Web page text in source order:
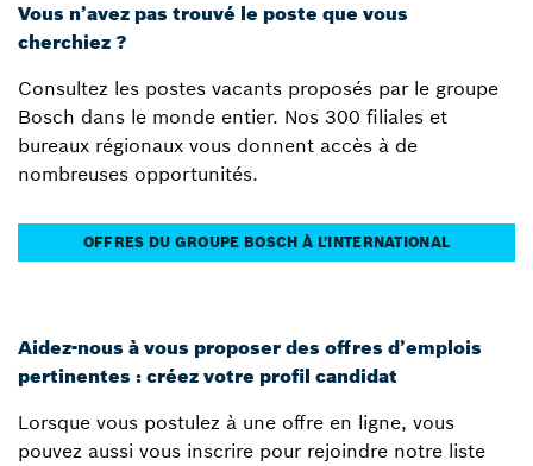
Vous n’avez pas trouvé le poste que vous
cherchiez ?
Consultez les postes vacants proposés par le groupe
Bosch dans le monde entier. Nos 300 filiales et
bureaux régionaux vous donnent accès à de
nombreuses opportunités.
OFFRES DU GROUPE BOSCH À L’INTERNATIONAL
Aidez-nous à vous proposer des offres d’emplois
pertinentes : créez votre profil candidat
Lorsque vous postulez à une offre en ligne, vous
pouvez aussi vous inscrire pour rejoindre notre liste